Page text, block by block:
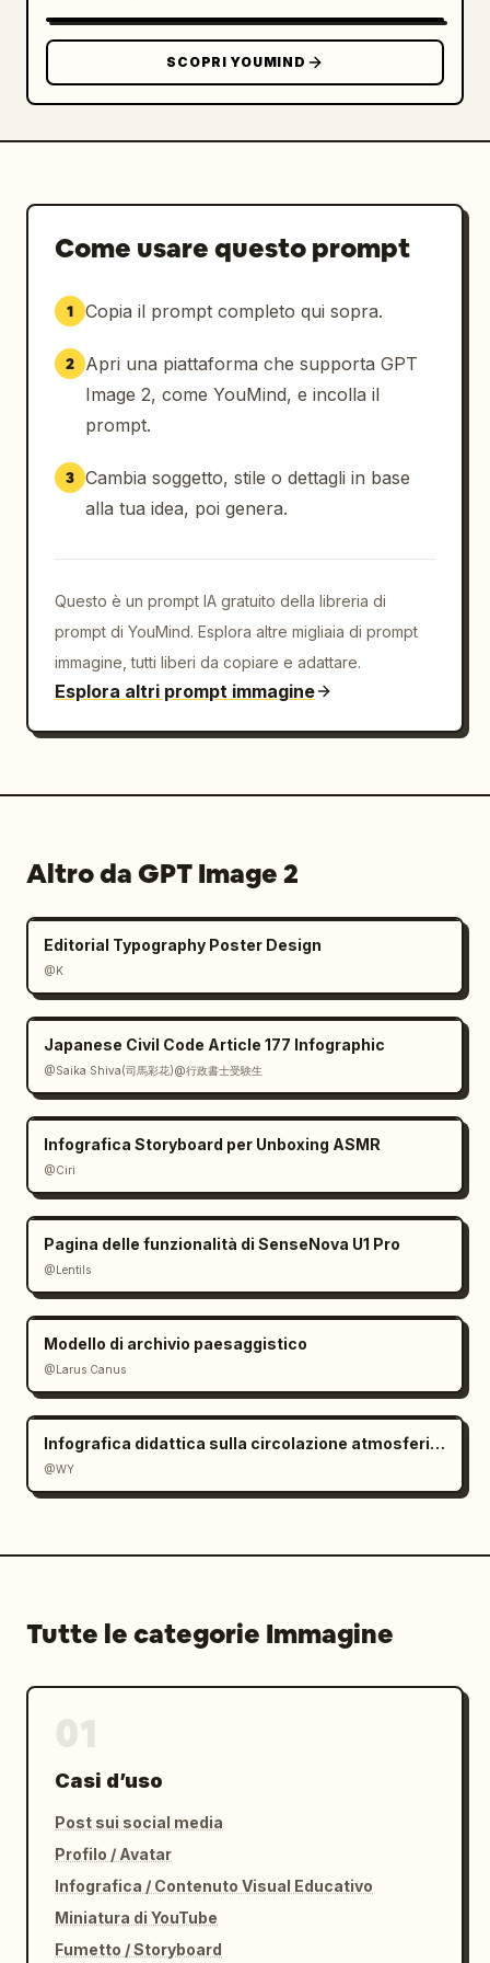
o errori di battitura.
SCOPRI YOUMIND
Come usare questo prompt
1 Copia il prompt completo qui sopra.
2
Apri una piattaforma che supporta GPT
Image 2, come YouMind, e incolla il
prompt.
3 Cambia soggetto, stile o dettagli in base
alla tua idea, poi genera.
Questo è un prompt IA gratuito della libreria di
prompt di YouMind. Esplora altre migliaia di prompt
immagine, tutti liberi da copiare e adattare.
Esplora altri prompt immagine
Altro da GPT Image 2
Editorial Typography Poster Design
@K
Japanese Civil Code Article 177 Infographic
@Saika Shiva(司馬彩花)@行政書士受験生
Infografica Storyboard per Unboxing ASMR
@Ciri
Pagina delle funzionalità di SenseNova U1 Pro
@Lentils
Modello di archivio paesaggistico
@Larus Canus
Infografica didattica sulla circolazione atmosferica
@WY
Tutte le categorie Immagine
Casi d’uso
Post sui social media
Profilo / Avatar
Infografica / Contenuto Visual Educativo
Miniatura di YouTube
Fumetto / Storyboard